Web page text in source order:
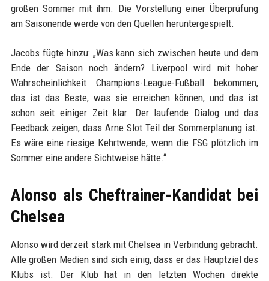
großen Sommer mit ihm. Die Vorstellung einer Überprüfung
am Saisonende werde von den Quellen heruntergespielt.
Jacobs fügte hinzu: „Was kann sich zwischen heute und dem
Ende der Saison noch ändern? Liverpool wird mit hoher
Wahrscheinlichkeit Champions-League-Fußball bekommen,
das ist das Beste, was sie erreichen können, und das ist
schon seit einiger Zeit klar. Der laufende Dialog und das
Feedback zeigen, dass Arne Slot Teil der Sommerplanung ist.
Es wäre eine riesige Kehrtwende, wenn die FSG plötzlich im
Sommer eine andere Sichtweise hätte.“
Alonso als Cheftrainer-Kandidat bei
Chelsea
Alonso wird derzeit stark mit Chelsea in Verbindung gebracht.
Alle großen Medien sind sich einig, dass er das Hauptziel des
Klubs ist. Der Klub hat in den letzten Wochen direkte